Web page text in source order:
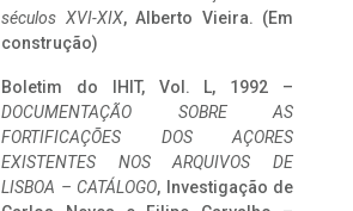
séculos XVI-XIX, Alberto Vieira. (Em
construção)
Boletim do IHIT, Vol. L, 1992 –
DOCUMENTAÇÃO SOBRE AS
FORTIFICAÇÕES DOS AÇORES
EXISTENTES NOS ARQUIVOS DE
LISBOA – CATÁLOGO, Investigação de